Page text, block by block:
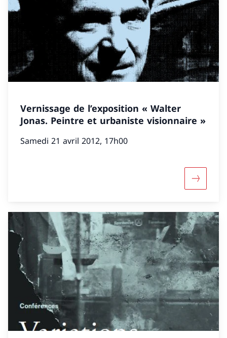
Vernissage de l’exposition « Walter
Jonas. Peintre et urbaniste visionnaire »
Samedi 21 avril 2012, 17h00